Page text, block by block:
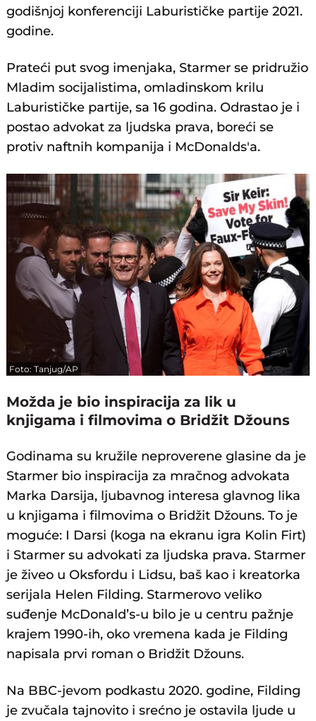
godišnjoj konferenciji Laburističke partije 2021.
godine.
Prateći put svog imenjaka, Starmer se pridružio
Mladim socijalistima, omladinskom krilu
Laburističke partije, sa 16 godina. Odrastao je i
postao advokat za ljudska prava, boreći se
protiv naftnih kompanija i McDonalds'a.
Foto: Tanjug/AP
Možda je bio inspiracija za lik u
knjigama i filmovima o Bridžit Džouns
Godinama su kružile neproverene glasine da je
Starmer bio inspiracija za mračnog advokata
Marka Darsija, ljubavnog interesa glavnog lika
u knjigama i filmovima o Bridžit Džouns. To je
moguće: I Darsi (koga na ekranu igra Kolin Firt)
i Starmer su advokati za ljudska prava. Starmer
je živeo u Oksfordu i Lidsu, baš kao i kreatorka
serijala Helen Filding. Starmerovo veliko
suđenje McDonald’s-u bilo je u centru pažnje
krajem 1990-ih, oko vremena kada je Filding
napisala prvi roman o Bridžit Džouns.
Na BBC-jevom podkastu 2020. godine, Filding
je zvučala tajnovito i srećno je ostavila ljude u